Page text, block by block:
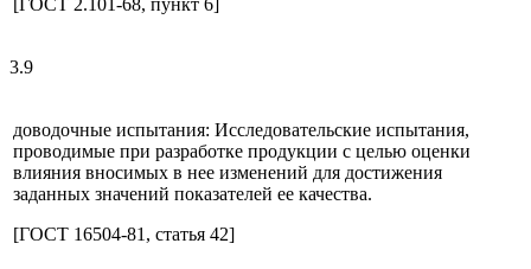
3.9
доводочные испытания: Исследовательские испытания,
проводимые при разработке продукции с целью оценки
влияния вносимых в нее изменений для достижения
заданных значений показателей ее качества.
[ГОСТ 16504-81, статья 42]